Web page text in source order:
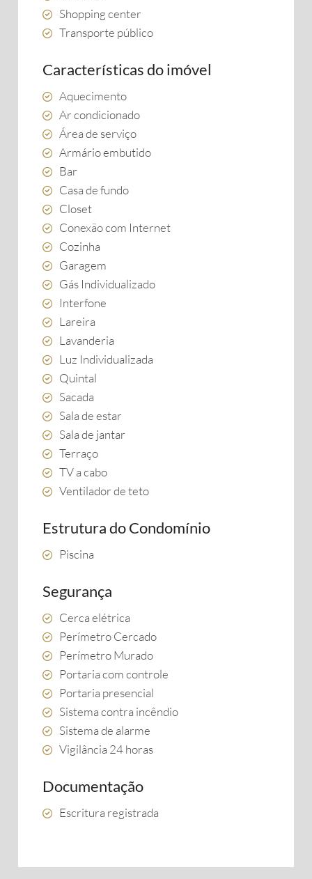
Shopping center
Transporte público
Características do imóvel
Aquecimento
Ar condicionado
Área de serviço
Armário embutido
Bar
Casa de fundo
Closet
Conexão com Internet
Cozinha
Garagem
Gás Individualizado
Interfone
Lareira
Lavanderia
Luz Individualizada
Quintal
Sacada
Sala de estar
Sala de jantar
Terraço
TV a cabo
Ventilador de teto
Estrutura do Condomínio
Piscina
Segurança
Cerca elétrica
Perímetro Cercado
Perímetro Murado
Portaria com controle
Portaria presencial
Sistema contra incêndio
Sistema de alarme
Vigilância 24 horas
Documentação
Escritura registrada